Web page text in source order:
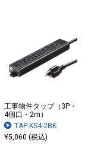
工事物件タップ（3P・
4個口・2m）
TAP-KS4-2BK
¥5,060 (税込)